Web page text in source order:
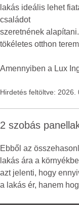
lakás ideális lehet
családot
szeretnének
tökéletes otthon
Amennyiben a Lux
Hirdetés feltöltve: 2026.
2 szobás
Ebből az
lakás ára a
azt jelenti, hogy
a lakás ér, hanem